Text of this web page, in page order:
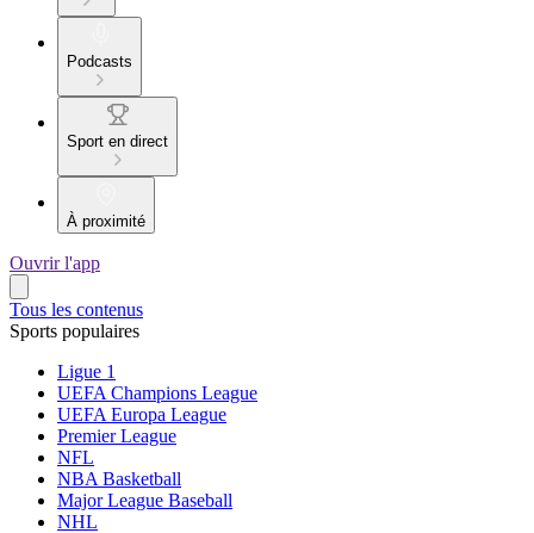
Podcasts
Sport en direct
À proximité
Ouvrir l'app
Tous les contenus
Sports populaires
Ligue 1
UEFA Champions League
UEFA Europa League
Premier League
NFL
NBA Basketball
Major League Baseball
NHL